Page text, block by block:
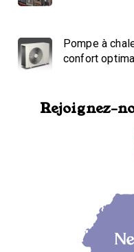
Pompe à
confort
Rejoignez-